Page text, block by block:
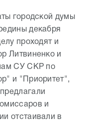
городской думы
декабря
проходят и
Литвиненко и
СУ СКР по
и "Приоритет",
и
отстаивали в